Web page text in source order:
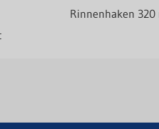
Rinnenhaken